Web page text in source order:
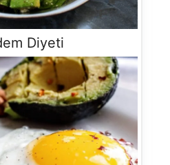
Diyeti